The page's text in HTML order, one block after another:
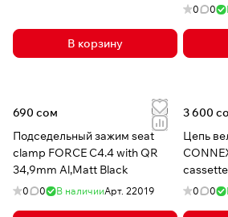
В корзину
0 0
690 сом
Подседельный зажим seat
clamp FORCE C4.4 with QR
34,9mm Al,Matt Black
0 0 В наличииАрт. 22019
3 600
Цепь
0 0